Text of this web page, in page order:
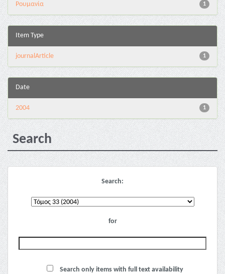
1
Ρουμανία
Item Type
1
journalArticle
Date
1
2004
Search
Search:
for
Search only items with full text availability